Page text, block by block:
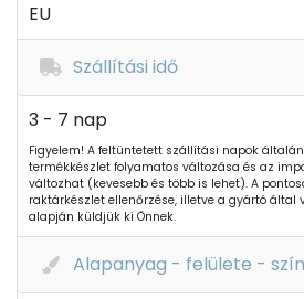
EU
Szállítási idő
3 - 7 nap
Figyelem! A feltüntetett szállítási napok
termékkészlet folyamatos változása és az
változhat (kevesebb és több is lehet). A
raktárkészlet ellenőrzése, illetve a gyártó
alapján küldjük ki Önnek.
Alapanyag - felülete -